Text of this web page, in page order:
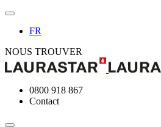
FR
NOUS TROUVER
0800 918 867
Contact